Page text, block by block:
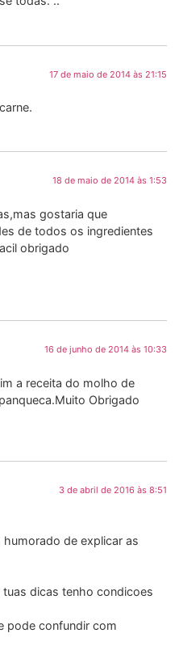
17 de maio de 2014 às 21:15
18 de maio de 2014 às 1:53
gostaria que
de todos os ingredientes
obrigado
16 de junho de 2014 às 10:33
a receita do molho de
Obrigado
3 de abril de 2016 às 8:51
de explicar as
dicas tenho condicoes
pode confundir com